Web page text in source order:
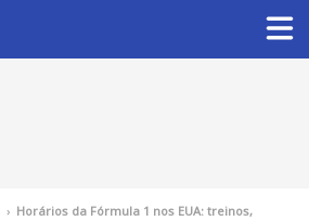
› Horários da Fórmula 1 nos EUA: treinos,